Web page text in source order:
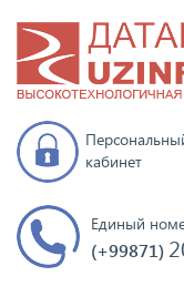
кабинет
Единый
(+99871)